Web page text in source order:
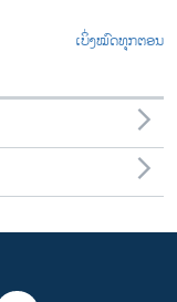
ເບິ່ງໝົດທຸກຕອນ